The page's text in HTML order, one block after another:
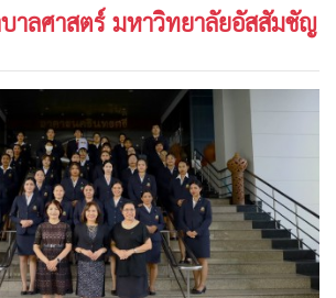
าลศาสตร์ มหาวิทยาลัยอัสสัมชัญ